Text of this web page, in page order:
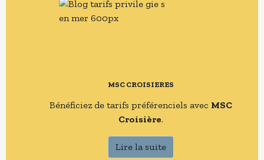
MSC CROISIERES
Bénéficiez de tarifs préférenciels avec MSC
Croisière.
Lire la suite